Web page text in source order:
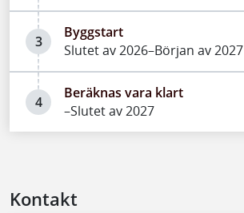
3
Byggstart
Slutet av 2026–Början av 2027
4
Beräknas vara klart
–Slutet av 2027
Kontakt